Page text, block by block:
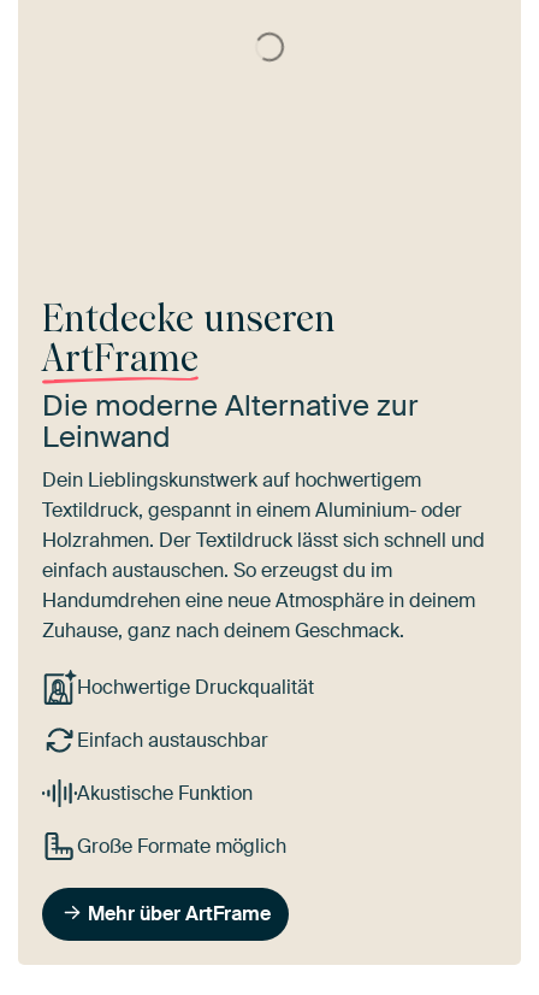
Entdecke unseren
ArtFrame
Die moderne Alternative zur
Leinwand
Dein Lieblingskunstwerk auf hochwertigem
Textildruck, gespannt in einem Aluminium- oder
Holzrahmen. Der Textildruck lässt sich schnell und
einfach austauschen. So erzeugst du im
Handumdrehen eine neue Atmosphäre in deinem
Zuhause, ganz nach deinem Geschmack.
Hochwertige Druckqualität
Einfach austauschbar
Akustische Funktion
Große Formate möglich
Mehr über ArtFrame